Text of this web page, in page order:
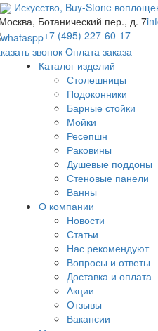
Искусство, Buy-Stone
Ботанический пер., д. 7
+7 (495) 227-60-17
звонок Оплата заказа
Каталог изделий
Столешницы
Подоконники
Барные стойки
Мойки
Ресепшн
Раковины
Душевые поддоны
Стеновые панели
Ванны
О компании
Новости
Статьи
Нас рекомендуют
Вопросы и ответы
Доставка и оплата
Акции
Отзывы
Вакансии